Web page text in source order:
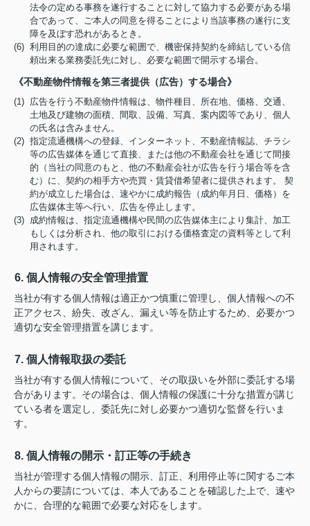
法令の定める事務を遂行することに対して協力する必要がある場
合であって、ご本人の同意を得ることにより当該事務の遂行に支
障を及ぼす恐れがあるとき。
(6) 利用目的の達成に必要な範囲で、機密保持契約を締結している信
頼出来る業務委託先に対し、必要な範囲で開示する場合。
《不動産物件情報を第三者提供（広告）する場合》
(1) 広告を行う不動産物件情報は、物件種目、所在地、価格、交通、
土地及び建物の面積、間取、設備、写真、案内図等であり、個人
の氏名は含みません。
(2) 指定流通機構への登録、インターネット、不動産情報誌、チラシ
等の広告媒体を通じて直接、または他の不動産会社を通じて間接
的（当社の同意のもと、他の不動産会社が広告を行う場合等を含
む）に、契約の相手方や売買・賃貸借希望者に提供されます。 契
約が成立した場合は、速やかに成約報告（成約年月日、価格）を
広告媒体主等へ行い、広告を停止します。
(3) 成約情報は、指定流通機構や民間の広告媒体主により集計、加工
もしくは分析され、他の取引における価格査定の資料等として利
用されます。
6. 個人情報の安全管理措置
当社が有する個人情報は適正かつ慎重に管理し、個人情報への不
正アクセス、紛失、改ざん、漏えい等を防止するため、必要かつ
適切な安全管理措置を講じます。
7. 個人情報取扱の委託
当社が有する個人情報について、その取扱いを外部に委託する場
合があります。その場合は、個人情報の保護に十分な措置が講じ
ている者を選定し、委託先に対し必要かつ適切な監督を行いま
す。
8. 個人情報の開示・訂正等の手続き
当社が管理する個人情報の開示、訂正、利用停止等に関するご本
人からの要請については、本人であることを確認した上で、速や
かに、合理的な範囲で必要な対応をします。